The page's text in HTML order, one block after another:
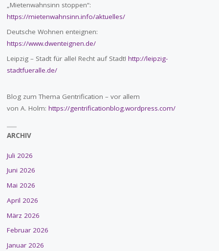
„Mietenwahnsinn stoppen“:
https://mietenwahnsinn.info/aktuelles/
Deutsche Wohnen enteignen:
https://www.dwenteignen.de/
Leipzig – Stadt für alle! Recht auf Stadt! http://leipzig-
stadtfueralle.de/
Blog zum Thema Gentrification – vor allem
von A. Holm: https://gentrificationblog.wordpress.com/
ARCHIV
Juli 2026
Juni 2026
Mai 2026
April 2026
März 2026
Februar 2026
Januar 2026